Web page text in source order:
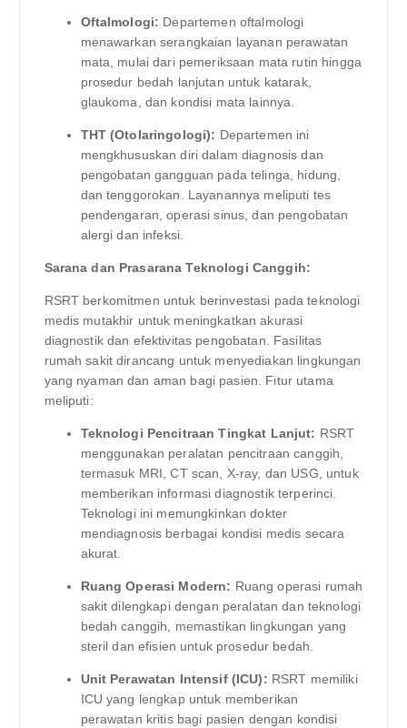
Oftalmologi: Departemen oftalmologi
menawarkan serangkaian layanan perawatan
mata, mulai dari pemeriksaan mata rutin hingga
prosedur bedah lanjutan untuk katarak,
glaukoma, dan kondisi mata lainnya.
THT (Otolaringologi): Departemen ini
mengkhususkan diri dalam diagnosis dan
pengobatan gangguan pada telinga, hidung,
dan tenggorokan. Layanannya meliputi tes
pendengaran, operasi sinus, dan pengobatan
alergi dan infeksi.
Sarana dan Prasarana Teknologi Canggih:
RSRT berkomitmen untuk berinvestasi pada teknologi
medis mutakhir untuk meningkatkan akurasi
diagnostik dan efektivitas pengobatan. Fasilitas
rumah sakit dirancang untuk menyediakan lingkungan
yang nyaman dan aman bagi pasien. Fitur utama
meliputi:
Teknologi Pencitraan Tingkat Lanjut: RSRT
menggunakan peralatan pencitraan canggih,
termasuk MRI, CT scan, X-ray, dan USG, untuk
memberikan informasi diagnostik terperinci.
Teknologi ini memungkinkan dokter
mendiagnosis berbagai kondisi medis secara
akurat.
Ruang Operasi Modern: Ruang operasi rumah
sakit dilengkapi dengan peralatan dan teknologi
bedah canggih, memastikan lingkungan yang
steril dan efisien untuk prosedur bedah.
Unit Perawatan Intensif (ICU): RSRT memiliki
ICU yang lengkap untuk memberikan
perawatan kritis bagi pasien dengan kondisi